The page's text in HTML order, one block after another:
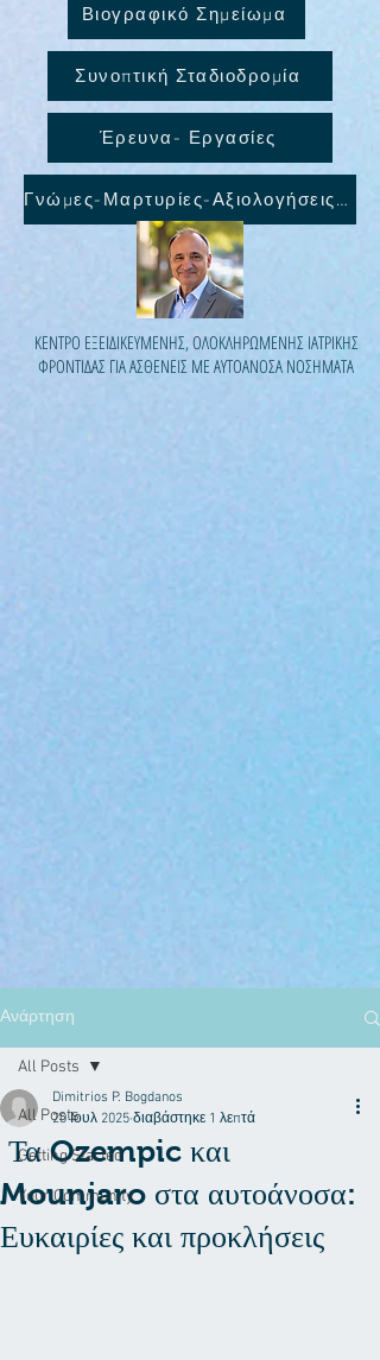
Βιογραφικό Σημείωμα
Συνοπτική Σταδιοδρομία
Έρευνα- Εργασίες
Γνώμες-Μαρτυρίες-Αξιολογήσεις ασθενών
ΚΕΝΤΡΟ ΕΞΕΙΔΙΚΕΥΜΕΝΗΣ, ΟΛΟΚΛΗΡΩΜΕΝΗΣ ΙΑΤΡΙΚΗΣ
ΦΡΟΝΤΙΔΑΣ ΓΙΑ ΑΣΘΕΝΕΙΣ ΜΕ ΑΥΤΟΑΝΟΣΑ ΝΟΣΗΜΑΤΑ
Ανάρτηση
All Posts
Getting Started
Your Community
All Posts
Τα Ozempic και
Mounjaro στα αυτοάνοσα:
Ευκαιρίες και προκλήσεις
Dimitrios P. Bogdanos
20 Ιουλ 2025 διαβάστηκε 1 λεπτά